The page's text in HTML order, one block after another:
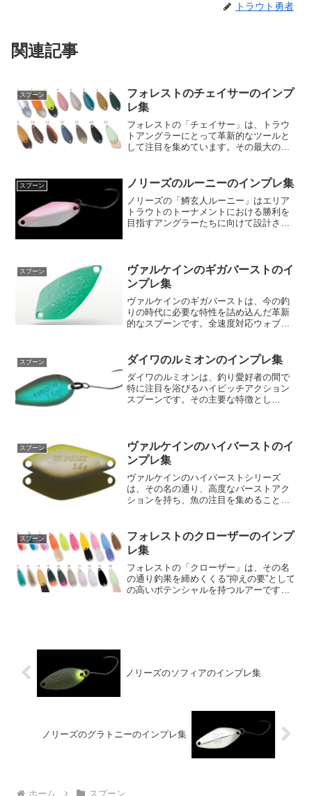
トラウト勇者
関連記事
スプーン
フォレストのチェイサーのインプ
レ集
フォレストの「チェイサー」は、トラウ
トアングラーにとって革新的なツールと
して注目を集めています。その最大の特
ウトに対して絶大なアピールを持ち、そ
の微波動によって魚を誘引...
スプーン ノリーズのルーニーのインプレ集
ノリーズの「鱒玄人ルーニー」はエリア
トラウトのトーナメントにおける勝利を
目指すアングラーたちに向けて設計され
に、試合開始直後や魚が放流...
スプーン
ヴァルケインのギガバーストのイ
ンプレ集
ヴァルケインのギガバーストは、今の釣
りの時代に必要な特性を詰め込んだ革新
的なスプーンです。全速度対応ウォブン
す。そのアクションは、放流直後の高活
性なトラウトから低活性なト...
スプーン ダイワのルミオンのインプレ集
ダイワのルミオンは、釣り愛好者の間で
特に注目を浴びるハイピッチアクション
スプーンです。その主要な特徴とし
をしっかりと感じさせ、その...
スプーン
ヴァルケインのハイバーストのイ
ンプレ集
ヴァルケインのハイバーストシリーズ
は、その名の通り、高度なバーストアク
ションを持ち、魚の注目を集めること
ョンを追求した大人気カラーが追加さ
れ、アングラーの幅広いニーズに...
スプーン
フォレストのクローザーのインプ
レ集
フォレストの「クローザー」は、その名
の通り釣果を締めくくる“抑えの要”として
の高いポテンシャルを持つルアーです。
ノリーズのソフィアのインプレ集
ノリーズのグラトニーのインプレ集
ホーム スプーン